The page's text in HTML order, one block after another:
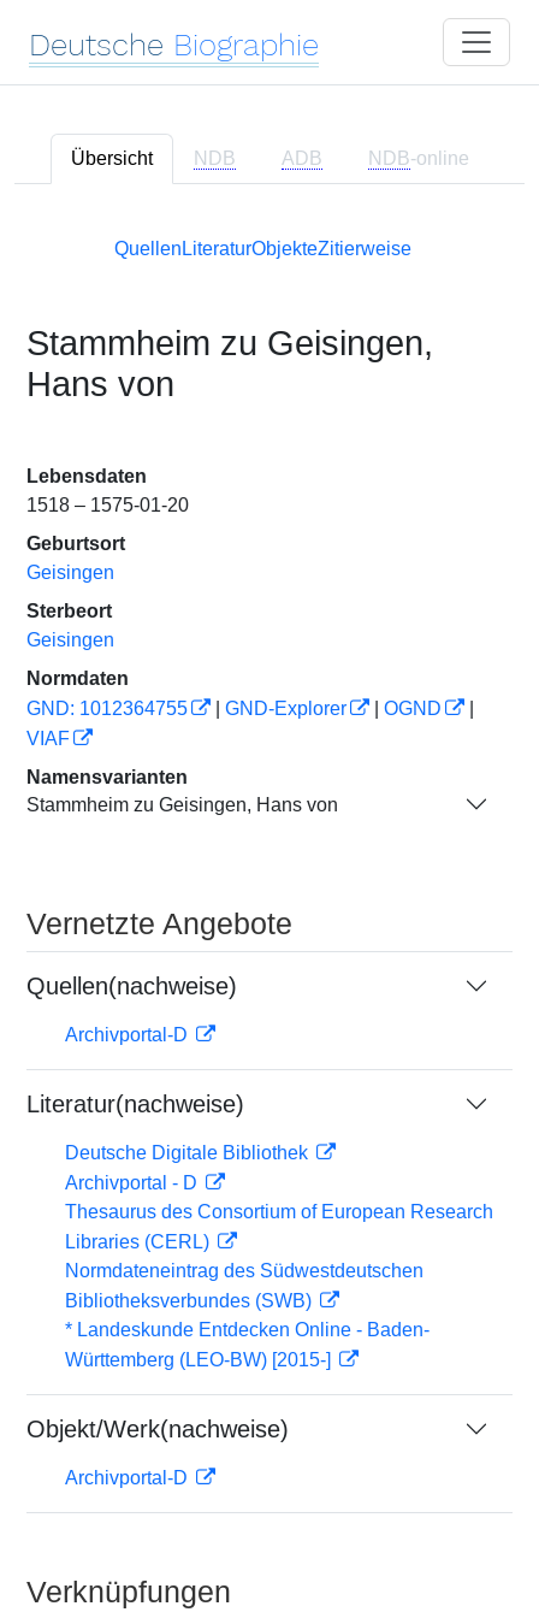
Deutsche Biographie
Übersicht NDB ADB NDB-online
Quellen LiteraturObjekteZitierweise
Stammheim zu Geisingen,
Hans von
Lebensdaten
1518 – 1575-01-20
Geburtsort
Geisingen
Sterbeort
Geisingen
Normdaten
GND: 1012364755
GND-Explorer OGND
VIAF
Namensvarianten
Stammheim zu Geisingen, Hans von
Vernetzte Angebote
Quellen(nachweise)
Archivportal-D
Literatur(nachweise)
Deutsche Digitale Bibliothek
Archivportal - D
Thesaurus des Consortium of European Research
Libraries (CERL)
Normdateneintrag des Südwestdeutschen
Bibliotheksverbundes (SWB)
* Landeskunde Entdecken Online - Baden-
Württemberg (LEO-BW) [2015-]
Objekt/Werk(nachweise)
Archivportal-D
Verknüpfungen